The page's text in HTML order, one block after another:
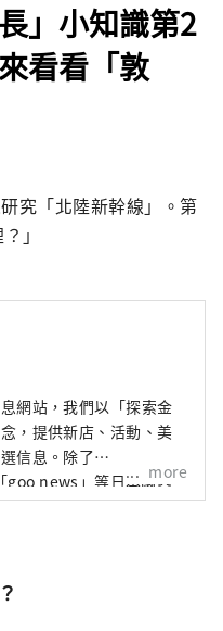
」小知識第2
看看「敦
究「北陸新幹線」。第
」
網站，我們以「探索金
，提供新店、活動、美
信息。除了
goo news」等日本國內
、台灣、香港、泰國、
more